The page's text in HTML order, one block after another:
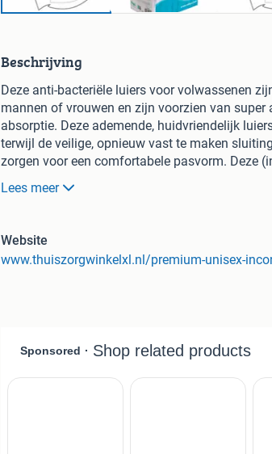
Beschrijving
Deze anti-bacteriële luiers voor volwassenen
mannen of vrouwen en zijn voorzien van super
absorptie. Deze ademende, huidvriendelijk
terwijl de veilige, opnieuw vast te maken
zorgen voor een comfortabele pasvorm. Deze
als de luiers nat zijn, hersluitbare tape, anti-lek
geurbestrijding. Deze luiers voor volwassen
(incontinentie) luiers voor volwassenen: *
voorkomt onaangename geurtjes * Elastische
Welkom bij Thuiszorgwinkelxl.nl, dé specialist
Lees meer
Website
www.thuiszorgwinkelxl.nl/premium-unisex-